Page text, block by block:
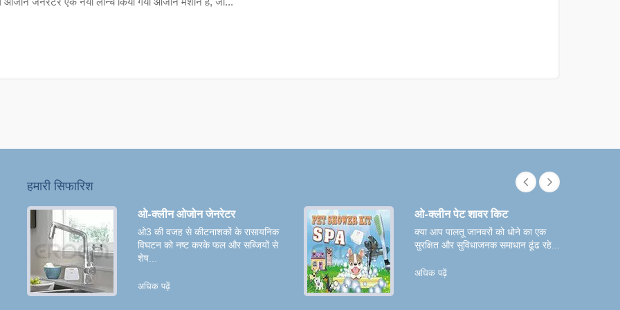
हमारी सिफारिश
ओ-क्लीन ओजोन जेनरेटर
ओ3 की वजह से कीटनाशकों के रासायनिक
विघटन को नष्ट करके फल और सब्जियों से
शेष...
अधिक पढ़ें
ओ-क्लीन पेट शावर किट
क्या आप पालतू जानवरों को धोने का एक
सुरक्षित और सुविधाजनक समाधान ढूंढ रहे...
अधिक पढ़ें